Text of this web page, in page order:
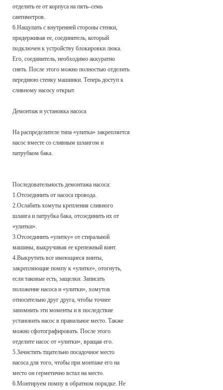
отделить ее от корпуса на пять–семь
сантиметров.
6.Нащупать с внутренней стороны стенки,
придерживая ее, соединитель, который
подключен к устройству блокировки люка.
Его, соединитель, необходимо аккуратно
снять. После этого можно полностью отделить
переднюю стенку машинки. Теперь доступ к
сливному насосу открыт.
Демонтаж и установка насоса
На распределителе типа «улитка» закрепляется
насос вместе со сливным шлангом и
патрубком бака.
Последовательность демонтажа насоса:
1.Отсоединить от насоса провода.
2.Ослабить хомуты крепления сливного
шланга и патрубка бака, отсоединить их от
«улитки».
3.Отсоединить «улитку» от стиральной
машины, выкручивая ее крепежный винт.
4.Выкрутить все имеющиеся винты,
закрепляющие помпу к «улитке», отогнуть,
если таковые есть, защелки. Записать
положение насоса и «улитки», хомутов
относительно друг друга, чтобы точнее
запомнить эти моменты и в последствие
установить насос в правильное место. Также
можно сфотографировать. После этого
отделите насос от «улитки», вращая его.
5.Зачистить тщательно посадочное место
насоса для того, чтобы при монтаже его на
место он герметично встал на место.
6.Монтируем помпу в обратном порядке. Не